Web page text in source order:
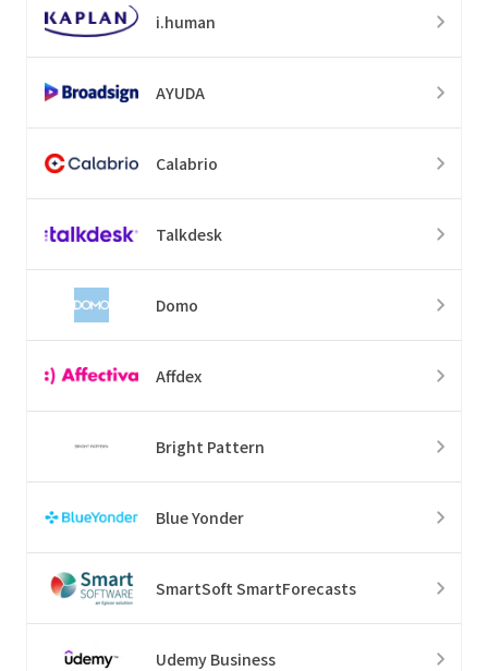
i.human
AYUDA
Calabrio
Talkdesk
Domo
Affdex
Bright Pattern
Blue Yonder
SmartSoft SmartForecasts
Udemy Business